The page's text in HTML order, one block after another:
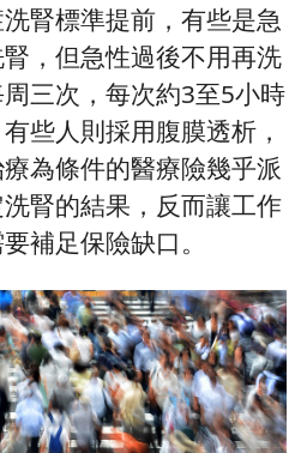
腎標準提前，有些是急
，但急性過後不用再洗
三次，每次約3至5小時
些人則採用腹膜透析，
為條件的醫療險幾乎派
腎的結果，反而讓工作
補足保險缺口。